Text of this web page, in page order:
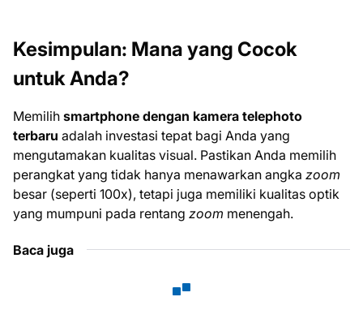
Kesimpulan: Mana yang Cocok
untuk Anda?
Memilih smartphone dengan kamera telephoto
terbaru adalah investasi tepat bagi Anda yang
mengutamakan kualitas visual. Pastikan Anda memilih
perangkat yang tidak hanya menawarkan angka zoom
besar (seperti 100x), tetapi juga memiliki kualitas optik
yang mumpuni pada rentang zoom menengah.
Baca juga